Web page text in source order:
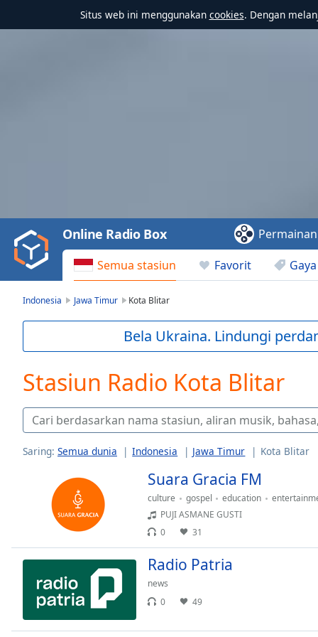
Situs web ini menggunakan cookies. Dengan
Video
Play
Backward
Skip
Current
Duration
Loaded:
Stream
TypeLIVE
Remaining
Playback
Semua stasiun Favorit Gaya
Online Radio Box Permainan
Indonesia Jawa Timur Kota Blitar
Bela Ukraina. Lindungi
Stasiun Radio Kota Blitar
Saring: Semua dunia Indonesia Jawa Timur Kota Blitar
Suara Gracia FM
culture gospel education
PUJI ASMANE GUSTI
0
31
Radio Patria
news
0
49